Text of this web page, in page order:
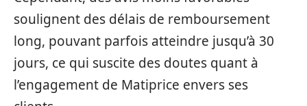
soulignent des délais de remboursement
long, pouvant parfois atteindre jusqu’à 30
jours, ce qui suscite des doutes quant à
l’engagement de Matiprice envers ses